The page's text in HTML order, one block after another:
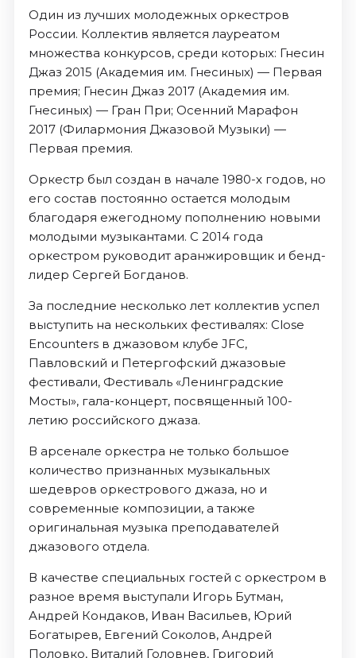
Один из лучших молодежных оркестров
России. Коллектив является лауреатом
множества конкурсов, среди которых: Гнесин
Джаз 2015 (Академия им. Гнесиных) — Первая
премия; Гнесин Джаз 2017 (Академия им.
Гнесиных) — Гран При; Осенний Марафон
2017 (Филармония Джазовой Музыки) —
Первая премия.
Оркестр был создан в начале 1980-х годов, но
его состав постоянно остается молодым
благодаря ежегодному пополнению новыми
молодыми музыкантами. С 2014 года
оркестром руководит аранжировщик и бенд-
лидер Сергей Богданов.
За последние несколько лет коллектив успел
выступить на нескольких фестивалях: Close
Encounters в джазовом клубе JFC,
Павловский и Петергофский джазовые
фестивали, Фестиваль «Ленинградские
Мосты», гала-концерт, посвященный 100-
летию российского джаза.
В арсенале оркестра не только большое
количество признанных музыкальных
шедевров оркестрового джаза, но и
современные композиции, а также
оригинальная музыка преподавателей
джазового отдела.
В качестве специальных гостей с оркестром в
разное время выступали Игорь Бутман,
Андрей Кондаков, Иван Васильев, Юрий
Богатырев, Евгений Соколов, Андрей
Половко, Виталий Головнев, Григорий